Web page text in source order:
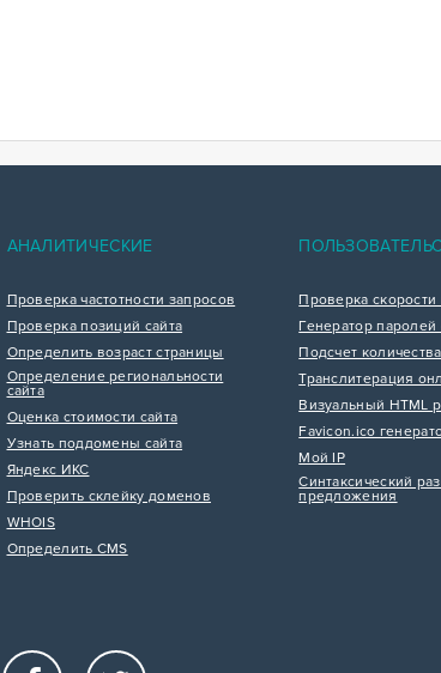
АНАЛИТИЧЕСКИЕ
Проверка частотности запросов
Проверка позиций сайта
Определить возраст страницы
Определение региональности
сайта
Оценка стоимости сайта
Узнать поддомены сайта
Яндекс ИКС
Проверить склейку доменов
WHOIS
Определить CMS
Проверка скорости
Генератор паролей
Подсчет
Транслитерация
Визуальный HTML
Favicon.ico
Мой IP
Синтаксический
предложения